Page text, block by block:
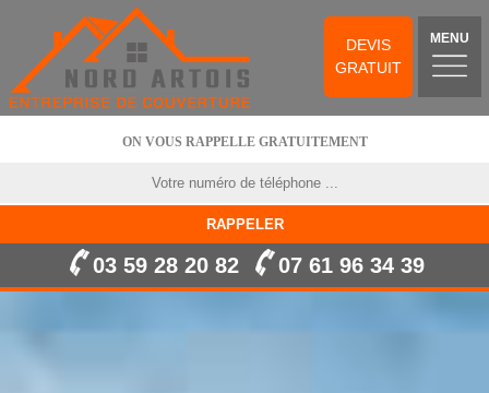
DEVIS
GRATUIT
MENU
ON VOUS RAPPELLE GRATUITEMENT
03 59 28 20 82 07 61 96 34 39